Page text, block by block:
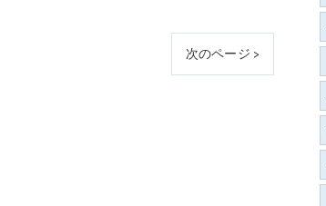
次のページ >